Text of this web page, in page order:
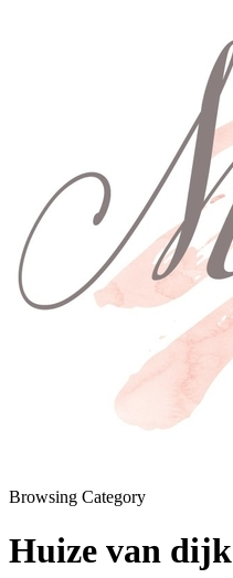
Browsing Category
Huize van dijk